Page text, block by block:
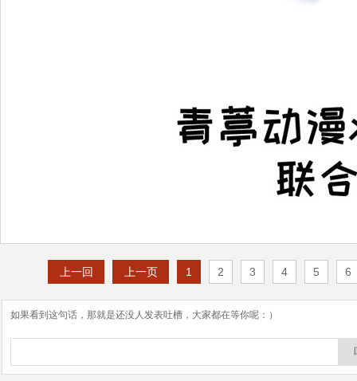
上一回 上一页 1 2 3 4 5 6
如果看到这句话，那就是还没人发表吐槽，大家都在等你呢：）